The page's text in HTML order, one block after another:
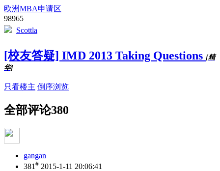
欧洲MBA申请区
98965
Scottla
[校友答疑] IMD 2013 Taking Questions [精
华]
只看楼主 倒序浏览
全部评论380
gangan
381 # 2015-1-11 20:06:41